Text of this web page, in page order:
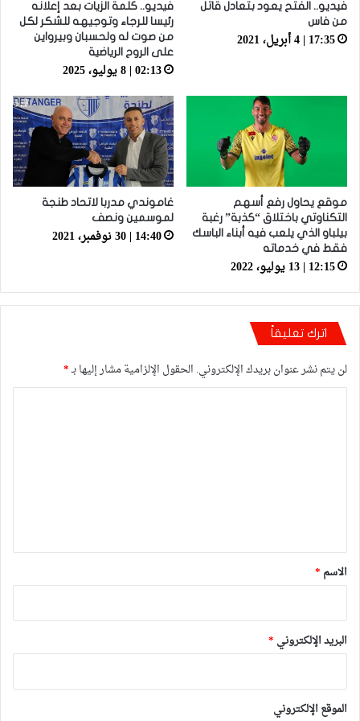
فيديو.. الفتح يعود بتعادل قاتل
من فاس
17:35 | 4 أبريل، 2021
فيديو.. كلمة الزيات بعد إعلانه
رئيسا للرجاء وتوجيهه للشكر لكل
من صوت له ولحسبان وبيرواين
على الروح الرياضية
02:13 | 8 يوليو، 2025
موقع يحاول رفع أسهم
التكناوتي باختلاق “كذبة” رغبة
بيلباو الذي يلعب فيه أبناء الباسك
فقط في خدماته
12:15 | 13 يوليو، 2022
غاموندي مدربا لاتحاد طنجة
لموسمين ونصف
14:40 | 30 نوفمبر، 2021
اترك تعليقاً
لن يتم نشر عنوان بريدك الإلكتروني. الحقول الإلزامية مشار إليها بـ*
*
الاسم *
البريد الإلكتروني *
الموقع الإلكتروني